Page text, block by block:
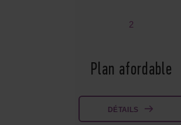
2
Plan afordable
DÉTAILS